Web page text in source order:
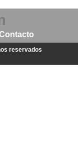
reservados